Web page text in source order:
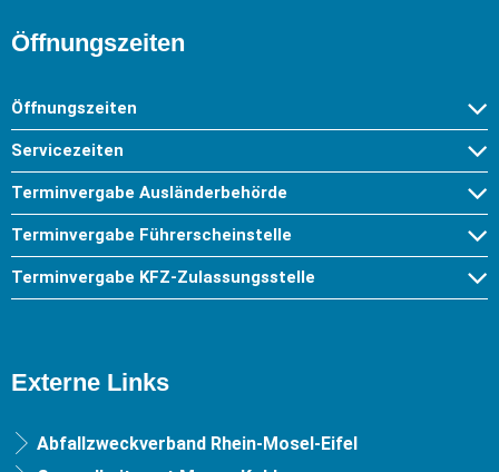
Öffnungszeiten
Öffnungszeiten
Servicezeiten
Terminvergabe Ausländerbehörde
Terminvergabe Führerscheinstelle
Terminvergabe KFZ-Zulassungsstelle
Externe Links
Abfallzweckverband Rhein-Mosel-Eifel